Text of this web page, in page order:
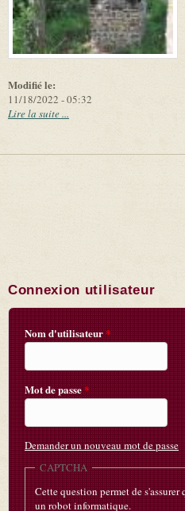
Modifié le:
11/18/2022 - 05:32
Lire la suite ...
Connexion utilisateur
Nom d'utilisateur*
Mot de passe*
Demander un nouveau mot de passe
CAPTCHA
Cette question permet de
un robot informatique.